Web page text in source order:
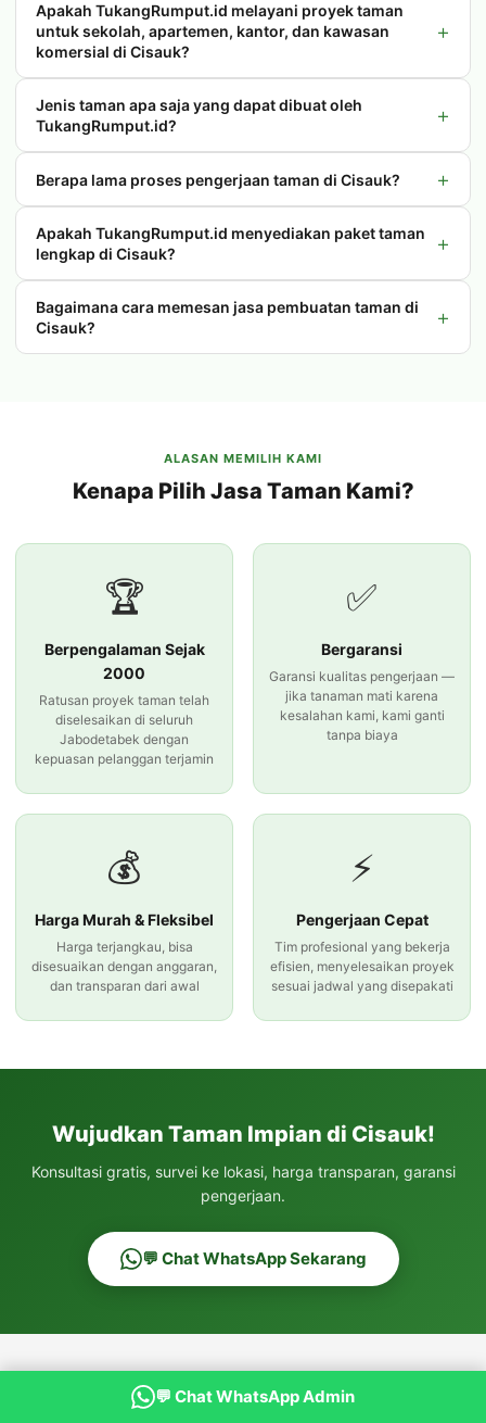
Apakah TukangRumput.id melayani proyek taman
untuk sekolah, apartemen, kantor, dan kawasan
komersial di Cisauk?
+
Jenis taman apa saja yang dapat dibuat oleh
TukangRumput.id?
+
Berapa lama proses pengerjaan taman di Cisauk? +
Apakah TukangRumput.id menyediakan paket taman
lengkap di Cisauk?
+
Bagaimana cara memesan jasa pembuatan taman di
Cisauk?
+
ALASAN MEMILIH KAMI
Kenapa Pilih Jasa Taman Kami?
🏆
Berpengalaman Sejak
2000
Ratusan proyek taman telah
diselesaikan di seluruh
Jabodetabek dengan
kepuasan pelanggan terjamin
✅
Bergaransi
Garansi kualitas pengerjaan —
jika tanaman mati karena
kesalahan kami, kami ganti
tanpa biaya
💰
Harga Murah & Fleksibel
Harga terjangkau, bisa
disesuaikan dengan anggaran,
dan transparan dari awal
⚡
Pengerjaan Cepat
Tim profesional yang bekerja
efisien, menyelesaikan proyek
sesuai jadwal yang disepakati
Wujudkan Taman Impian di Cisauk!
Konsultasi gratis, survei ke lokasi, harga transparan, garansi
pengerjaan.
💬 Chat WhatsApp Sekarang
BACA JUGA
💬 Chat WhatsApp Admin